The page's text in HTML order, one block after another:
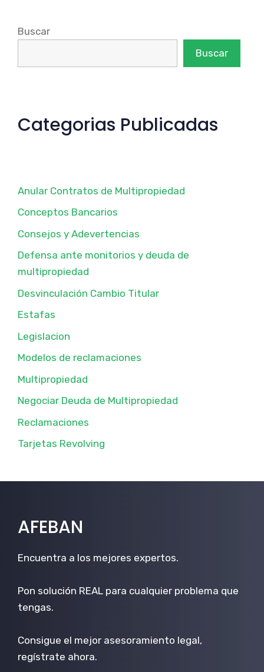
Buscar
Buscar
Categorias Publicadas
Anular Contratos de Multipropiedad
Conceptos Bancarios
Consejos y Adevertencias
Defensa ante monitorios y deuda de
multipropiedad
Desvinculación Cambio Titular
Estafas
Legislacion
Modelos de reclamaciones
Multipropiedad
Negociar Deuda de Multipropiedad
Reclamaciones
Tarjetas Revolving
AFEBAN
Encuentra a los mejores expertos.
Pon solución REAL para cualquier problema que
tengas.
Consigue el mejor asesoramiento legal,
regístrate ahora.